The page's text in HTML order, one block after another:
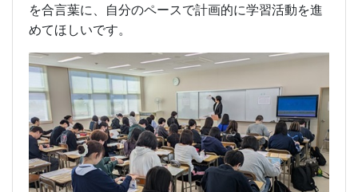
を合言葉に、自分のペースで計画的に学習活動を進
めてほしいです。